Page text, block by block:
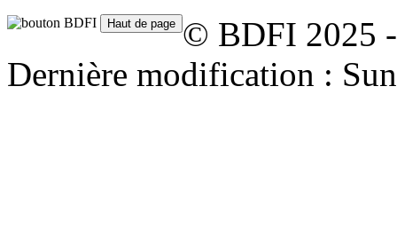
© BDFI 2025
Dernière modification :